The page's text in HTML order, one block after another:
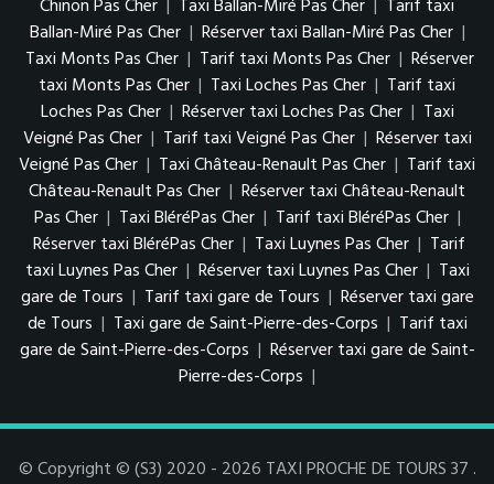
Chinon Pas Cher | Taxi Ballan-Miré Pas Cher | Tarif taxi
Ballan-Miré Pas Cher | Réserver taxi Ballan-Miré Pas Cher |
Taxi Monts Pas Cher | Tarif taxi Monts Pas Cher | Réserver
taxi Monts Pas Cher | Taxi Loches Pas Cher | Tarif taxi
Loches Pas Cher | Réserver taxi Loches Pas Cher | Taxi
Veigné Pas Cher | Tarif taxi Veigné Pas Cher | Réserver taxi
Veigné Pas Cher | Taxi Château-Renault Pas Cher | Tarif taxi
Château-Renault Pas Cher | Réserver taxi Château-Renault
Pas Cher | Taxi BléréPas Cher | Tarif taxi BléréPas Cher |
Réserver taxi BléréPas Cher | Taxi Luynes Pas Cher | Tarif
taxi Luynes Pas Cher | Réserver taxi Luynes Pas Cher | Taxi
gare de Tours | Tarif taxi gare de Tours | Réserver taxi gare
de Tours | Taxi gare de Saint-Pierre-des-Corps | Tarif taxi
gare de Saint-Pierre-des-Corps | Réserver taxi gare de Saint-
Pierre-des-Corps |
© Copyright © (S3) 2020 - 2026 TAXI PROCHE DE TOURS 37 .